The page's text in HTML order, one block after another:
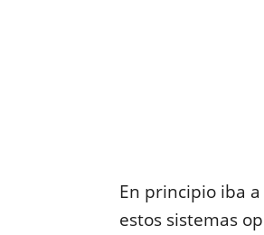
En principio iba
estos sistemas